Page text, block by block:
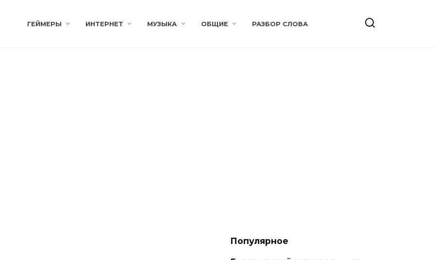
ГЕЙМЕРЫ ИНТЕРНЕТ МУЗЫКА ОБЩИЕ РАЗБОР СЛОВА
Популярное